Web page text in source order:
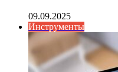
09.09.2025
Инструменты